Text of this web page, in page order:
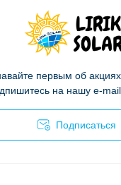
первым об
на нашу e-
Подписаться